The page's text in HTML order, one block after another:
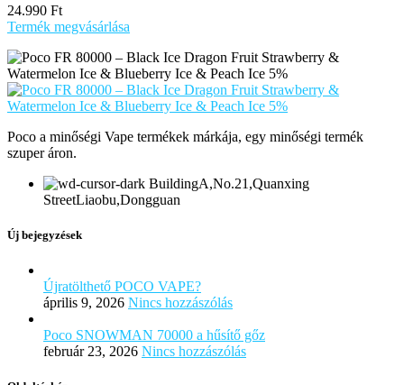
24.990 Ft
Termék megvásárlása
Poco a minőségi Vape termékek márkája, egy minőségi termék
szuper áron.
BuildingA,No.21,Quanxing
StreetLiaobu,Dongguan
Új bejegyzések
Újratölthető POCO VAPE?
április 9, 2026 Nincs hozzászólás
Poco SNOWMAN 70000 a hűsítő gőz
február 23, 2026 Nincs hozzászólás